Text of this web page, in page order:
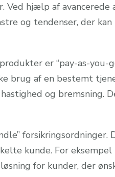
hjælp af
og tendenser, der
er “pay-as-you-
brug af en bestemt
og bremsning.
kunde. For
for kunder, der